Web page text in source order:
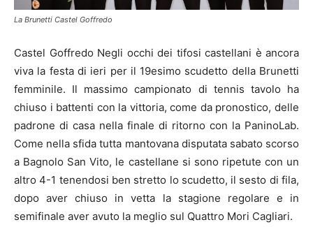
La Brunetti Castel Goffredo
Castel Goffredo Negli occhi dei tifosi castellani è ancora
viva la festa di ieri per il 19esimo scudetto della Brunetti
femminile. Il massimo campionato di tennis tavolo ha
chiuso i battenti con la vittoria, come da pronostico, delle
padrone di casa nella finale di ritorno con la PaninoLab.
Come nella sfida tutta mantovana disputata sabato scorso
a Bagnolo San Vito, le castellane si sono ripetute con un
altro 4-1 tenendosi ben stretto lo scudetto, il sesto di fila,
dopo aver chiuso in vetta la stagione regolare e in
semifinale aver avuto la meglio sul Quattro Mori Cagliari.